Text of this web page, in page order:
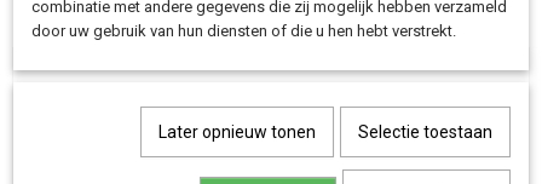
Ook interessant
combinatie met andere gegevens die zij mogelijk hebben verzameld
door uw gebruik van hun diensten of die u hen hebt verstrekt.
Later opnieuw tonen Selectie toestaan